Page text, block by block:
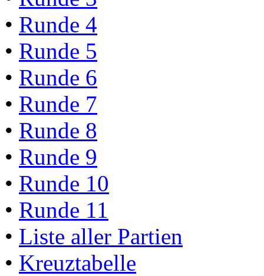
• Runde 4
• Runde 5
• Runde 6
• Runde 7
• Runde 8
• Runde 9
• Runde 10
• Runde 11
• Liste aller Partien
• Kreuztabelle